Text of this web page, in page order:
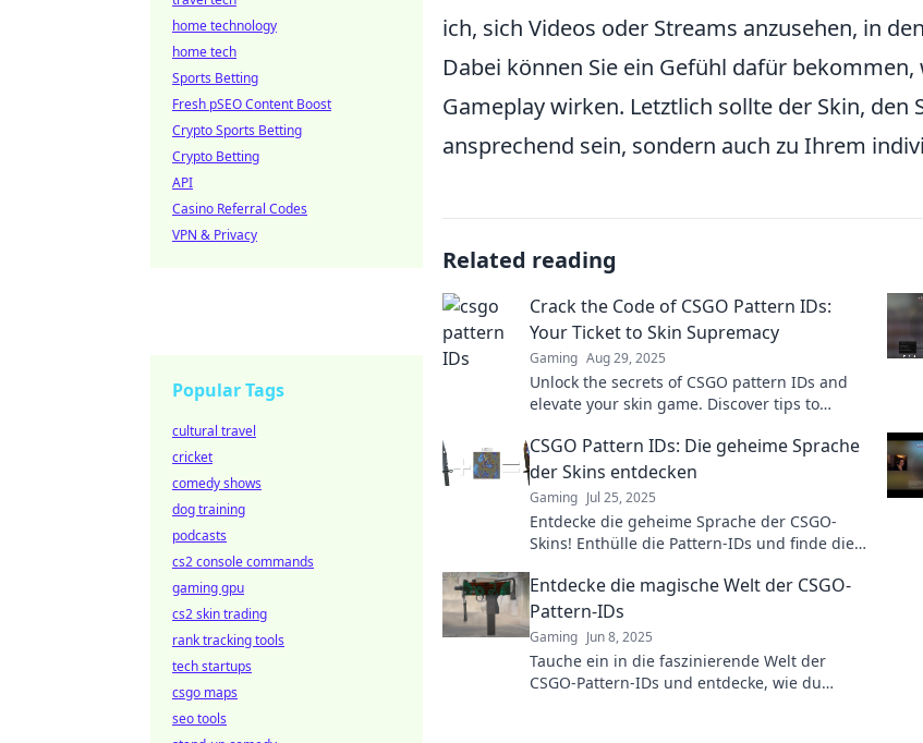
ich, sich Videos oder Streams anzusehen, in
Dabei können Sie ein Gefühl dafür
Gameplay wirken. Letztlich sollte der Skin, den
ansprechend sein, sondern auch zu Ihrem
Related reading
Crack the Code of CSGO Pattern IDs:
Your Ticket to Skin Supremacy
Gaming Aug 29, 2025
Unlock the secrets of CSGO pattern IDs and
elevate your skin game. Discover tips to
CSGO Pattern IDs: Die geheime Sprache
der Skins entdecken
Gaming Jul 25, 2025
Entdecke die geheime Sprache der CSGO-
Skins! Enthülle die Pattern-IDs und finde die
Entdecke die magische Welt der CSGO-
Pattern-IDs
Gaming Jun 8, 2025
Tauche ein in die faszinierende Welt der
CSGO-Pattern-IDs und entdecke, wie du
home technology
home tech
Sports Betting
Fresh pSEO Content Boost
Crypto Sports Betting
Crypto Betting
API
Casino Referral Codes
VPN & Privacy
Popular Tags
cultural travel
cricket
comedy shows
dog training
podcasts
cs2 console commands
gaming gpu
cs2 skin trading
rank tracking tools
tech startups
csgo maps
seo tools